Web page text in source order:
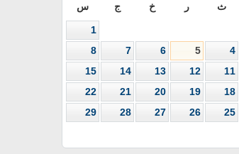
ث ر خ ج س
1
4
5
6
7
8
11
12
13
14
15
18
19
20
21
22
25
26
27
28
29